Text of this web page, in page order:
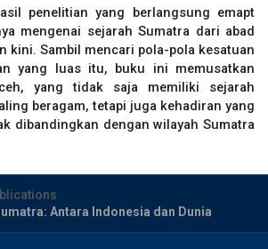
penelitian yang berlangsung emapt
mengenai sejarah Sumatra dari abad
kini. Sambil mencari pola-pola kesatuan
yang luas itu, buku ini memusatkan
yang tidak saja memiliki sejarah
beragam, tetapi juga kehadiran yang
dibandingkan dengan wilayah Sumatra
Antara Indonesia dan Dunia